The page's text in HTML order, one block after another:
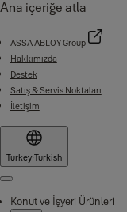
Ana içeriğe atla
ASSA ABLOY Group
Hakkımızda
Destek
Satış & Servis Noktaları
İletişim
Turkey·Turkish
Menu
Konut ve İşyeri Ürünleri